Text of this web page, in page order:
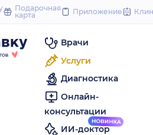
to
Закрыть
Подарочная
карта
Приложение
Врачи
Услуги
Диагностика
Онлайн-
консультации
ИИ-доктор